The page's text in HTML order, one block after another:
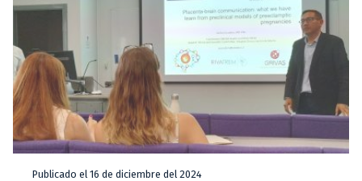
Publicado el 16 de diciembre del 2024